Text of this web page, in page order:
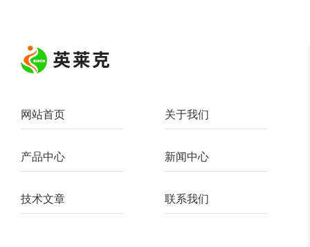
网站首页 关于我们
产品中心 新闻中心
技术文章 联系我们